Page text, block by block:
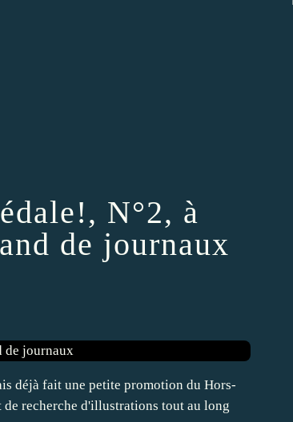
N°2, à
de journaux
déjà fait une petite promotion du Hors-
recherche d'illustrations tout au long